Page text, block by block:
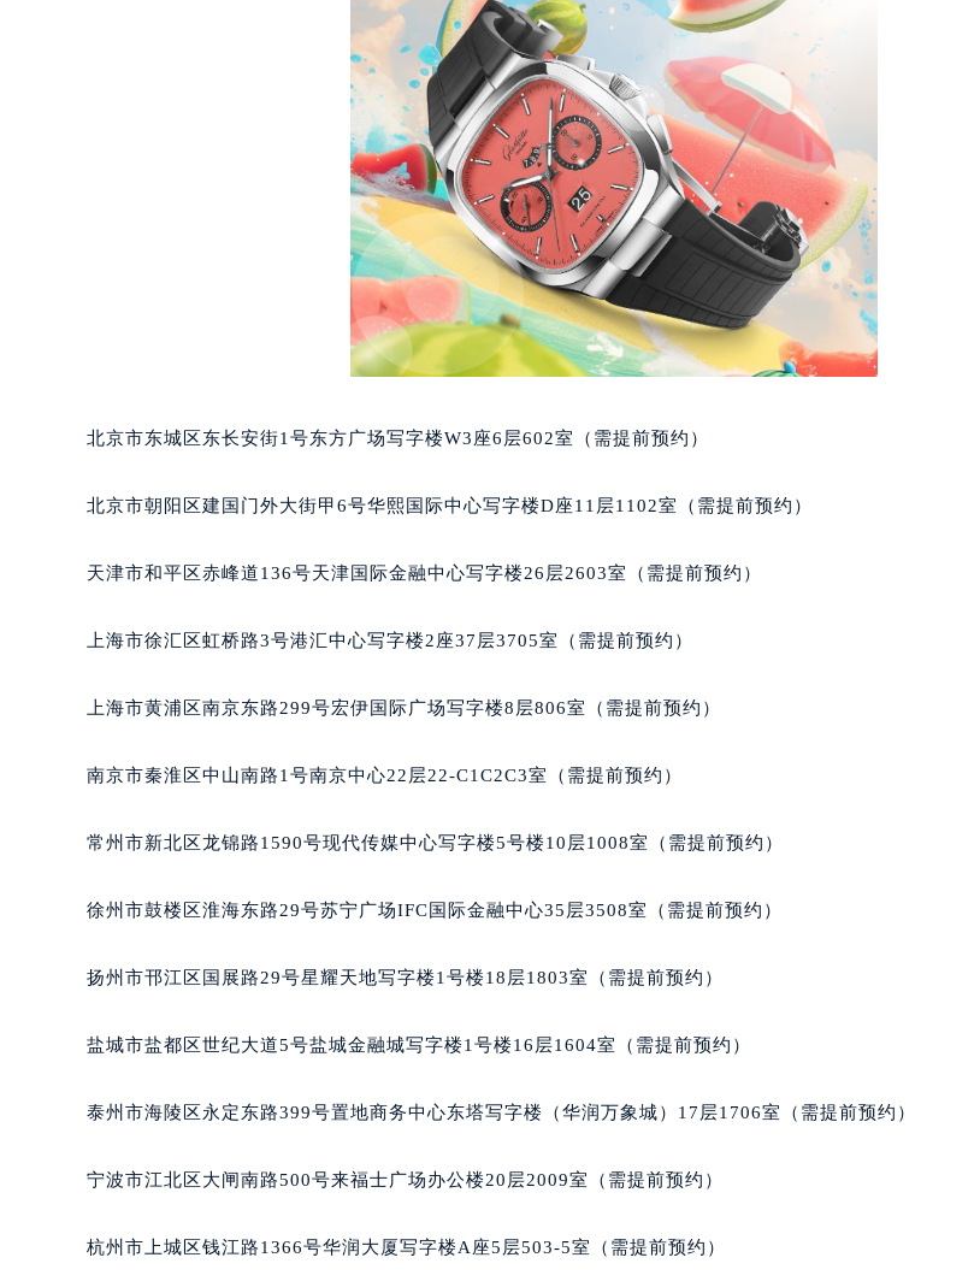
厦门市思明区湖滨东路95号华润大厦写字楼B座11层1104室（需提前预约）
福州市鼓楼区五四路128-1号恒力城写字楼15层03室（需提前预约）
成都市锦江区人民东路6号SAC东原中心写字楼24层2406B室（需提前预约）
重庆市江北区观音桥步行街2号融恒时代广场写字楼9层902室（需提前预约）
长沙市芙蓉区定王台街道建湘路393号世茂环球金融中心写字楼（芙蓉广场）10层13室（
郑州市二七区铭功路10号华润大厦写字楼29层2905室（需提前预约）
太原市迎泽区解放路15号亨得利名表服务中心（品牌授权店）3层整层（需提前预约）
沈阳市沈河区中街路137号亨得利名表服务中心（品牌授权店）1层整层（需提前预约）
沈阳市沈河区中街路83号亨得利名表服务中心（品牌授权店）1层整层（需提前预约）
乌鲁木齐市天山区红山路26号时代广场（CCMALL）C座17层17-B（需提前预约）
温州市鹿城区锦绣路1067号置信广场10层1015室（需提前预约）
哈尔滨市道里区友谊西路600号富力中心T2座写字楼29层03室（需提前预约）
佛山市禅城区季华五路57号万科金融中心C座12层1205室（需提前预约）
无锡市梁溪区人民中路139号恒隆广场写字楼1座11层1104室（需提前预约）
苏州市苏州工业园区星港街199号苏州中心办公楼C座22层08室（需提前预约）
南宁市青秀区金湖路59号地王大厦12楼1224室（需提前预约）
泉州市丰泽区宝洲路729号浦西万达中心写字楼A座7楼709室（需提前预约）
烟台市芝罘区胜利路139号万达金融中心A座907室（需提前预约）
贵阳市南明区都司高架桥路33号亨特国际金融中心14楼14D（需提前预约）
石家庄市长安区中山东路39号勒泰中心写字楼B座13层07室（需提前预约）
海口市龙华区金贸东路5号海口华润大厦B座17层1707室（需提前预约）
台州市椒江区东海大道1800号腾达中心东1幢20楼2002室（需提前预约）
甘肃省兰州市七里河区西津西路16号兰州中心写字楼21层2102室（需提前预约）
黑龙江省大庆市萨尔图区会战大街格拉苏蒂售后服务中心（需提前预约）
黑龙江省黑河市爱辉区中央街格拉苏蒂售后服务中心（需提前预约）
北京市东城区东长安街1号东方广场写字楼W3座6层602室（需提前预约）
北京市朝阳区建国门外大街甲6号华熙国际中心写字楼D座11层1102室（需提前预约）
天津市和平区赤峰道136号天津国际金融中心写字楼26层2603室（需提前预约）
上海市徐汇区虹桥路3号港汇中心写字楼2座37层3705室（需提前预约）
上海市黄浦区南京东路299号宏伊国际广场写字楼8层806室（需提前预约）
南京市秦淮区中山南路1号南京中心22层22-C1C2C3室（需提前预约）
常州市新北区龙锦路1590号现代传媒中心写字楼5号楼10层1008室（需提前预约）
徐州市鼓楼区淮海东路29号苏宁广场IFC国际金融中心35层3508室（需提前预约）
扬州市邗江区国展路29号星耀天地写字楼1号楼18层1803室（需提前预约）
盐城市盐都区世纪大道5号盐城金融城写字楼1号楼16层1604室（需提前预约）
泰州市海陵区永定东路399号置地商务中心东塔写字楼（华润万象城）17层1706室（需提前预约）
宁波市江北区大闸南路500号来福士广场办公楼20层2009室（需提前预约）
杭州市上城区钱江路1366号华润大厦写字楼A座5层503-5室（需提前预约）